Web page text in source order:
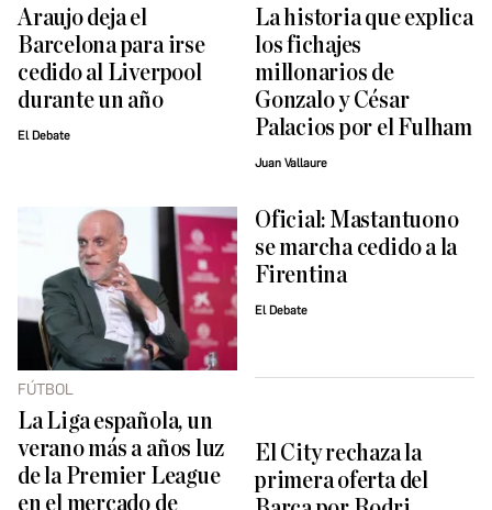
Araujo deja el
Barcelona para irse
cedido al Liverpool
durante un año
El Debate
La historia que explica
los fichajes
millonarios de
Gonzalo y César
Palacios por el Fulham
Juan Vallaure
FÚTBOL
La Liga española, un
verano más a años luz
de la Premier League
en el mercado de
Oficial: Mastantuono
se marcha cedido a la
Firentina
El Debate
El City rechaza la
primera oferta del